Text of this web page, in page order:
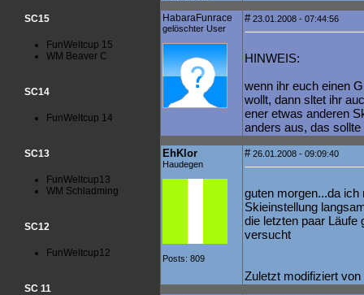
SC15
FunWeltcup 15
WM Beaver C
SC14
FunWeltcup 14
SC13
FunWeltcup13
WM Schladming
SC12
FunWeltcup12
SC 11
HabaraFunrace
gelöschter User
#23.01.2008 - 07:44:56
HINWEIS:
wenn ihr euch einen
wollt, dann sltet ihr
ener etwas anderen
anders aus, das
EhKlor
Haudegen
Posts: 809
#26.01.2008 - 09:09:40
guten morgen...da
Skieinstellung
die letzten paar Läufe
versucht
Zuletzt modifiziert